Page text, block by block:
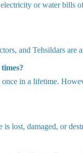
or water bills
and Tehsildars are
in a lifetime.
lost, damaged, or